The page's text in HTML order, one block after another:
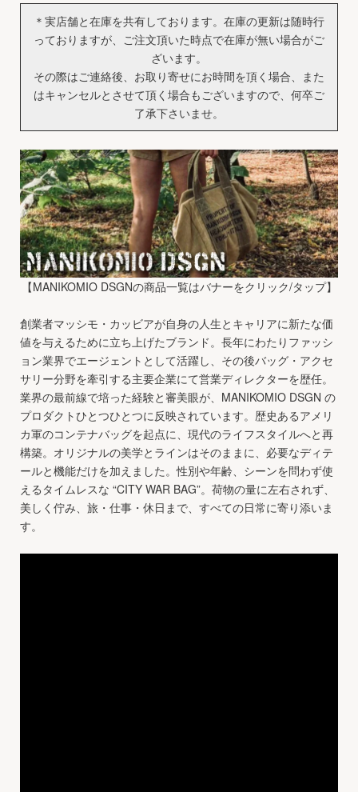
＊実店舗と在庫を共有しております。在庫の更新は随時行
っておりますが、ご注文頂いた時点で在庫が無い場合がご
ざいます。
その際はご連絡後、お取り寄せにお時間を頂く場合、また
はキャンセルとさせて頂く場合もございますので、何卒ご
了承下さいませ。
【MANIKOMIO DSGNの商品一覧はバナーをクリック/タップ】
創業者マッシモ・カッビアが自身の人生とキャリアに新たな価
値を与えるために立ち上げたブランド。長年にわたりファッシ
ョン業界でエージェントとして活躍し、その後バッグ・アクセ
サリー分野を牽引する主要企業にて営業ディレクターを歴任。
業界の最前線で培った経験と審美眼が、MANIKOMIO DSGN の
プロダクトひとつひとつに反映されています。歴史あるアメリ
カ軍のコンテナバッグを起点に、現代のライフスタイルへと再
構築。オリジナルの美学とラインはそのままに、必要なディテ
ールと機能だけを加えました。性別や年齢、シーンを問わず使
えるタイムレスな “CITY WAR BAG”。荷物の量に左右されず、
美しく佇み、旅・仕事・休日まで、すべての日常に寄り添いま
す。